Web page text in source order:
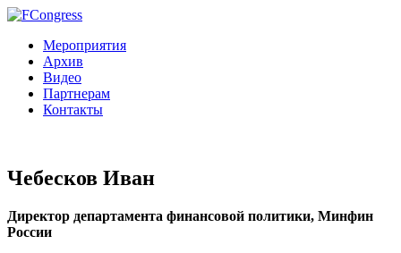
Мероприятия
Архив
Видео
Партнерам
Контакты
Чебесков Иван
Директор департамента финансовой политики, Минфин
России